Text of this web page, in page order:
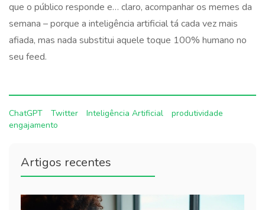
que o público responde e… claro, acompanhar os memes da
semana – porque a inteligência artificial tá cada vez mais
afiada, mas nada substitui aquele toque 100% humano no
seu feed.
ChatGPT Twitter Inteligência Artificial
produtividade
engajamento
Artigos recentes